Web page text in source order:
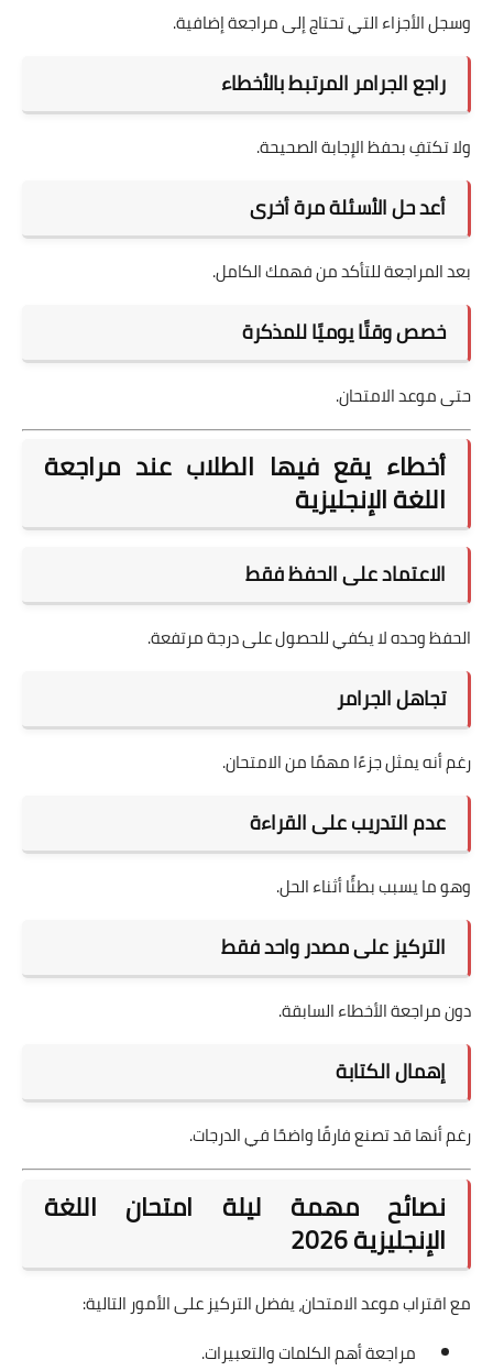
وسجل الأجزاء التي تحتاج إلى مراجعة إضافية.
راجع الجرامر المرتبط بالأخطاء
ولا تكتفِ بحفظ الإجابة الصحيحة.
أعد حل الأسئلة مرة أخرى
بعد المراجعة للتأكد من فهمك الكامل.
خصص وقتًا يوميًا للمذكرة
حتى موعد الامتحان.
أخطاء يقع فيها الطلاب عند مراجعة
اللغة الإنجليزية
الاعتماد على الحفظ فقط
الحفظ وحده لا يكفي للحصول على درجة مرتفعة.
تجاهل الجرامر
رغم أنه يمثل جزءًا مهمًا من الامتحان.
عدم التدريب على القراءة
وهو ما يسبب بطئًا أثناء الحل.
التركيز على مصدر واحد فقط
دون مراجعة الأخطاء السابقة.
إهمال الكتابة
رغم أنها قد تصنع فارقًا واضحًا في الدرجات.
نصائح مهمة ليلة امتحان اللغة
الإنجليزية 2026
مع اقتراب موعد الامتحان، يفضل التركيز على الأمور التالية:
مراجعة أهم الكلمات والتعبيرات.